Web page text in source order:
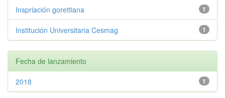
1
Inspriación gorettiana
1
Institución Universitaria Cesmag
Fecha de lanzamiento
1
2018